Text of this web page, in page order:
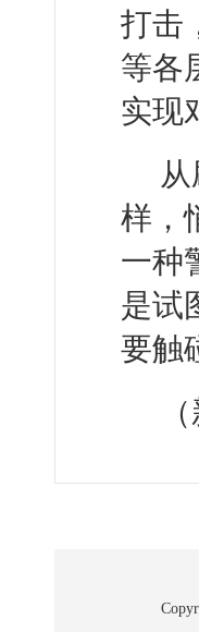
打击
等各
实现
样，
一种
是试
要触